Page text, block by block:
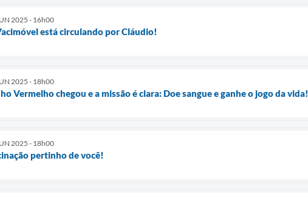
2025 - 16h00
está circulando por Cláudio!
2025 - 18h00
Vermelho chegou e a missão é clara: Doe sangue e ganhe o jogo da vida!
2025 - 18h00
pertinho de você!